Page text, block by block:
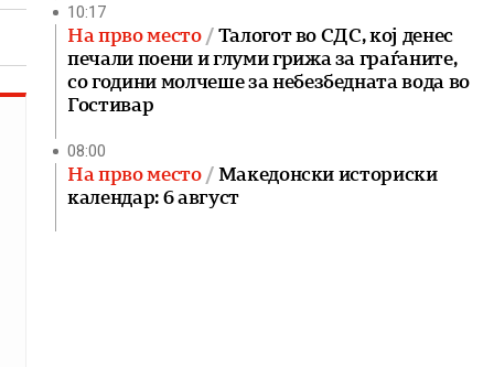
10:17
На прво место
Талогот во СДС, кој денес
печали поени и глуми грижа за граѓаните,
со години молчеше за небезбедната вода во
Гостивар
08:00
На прво место
Македонски историски
календар: 6 август